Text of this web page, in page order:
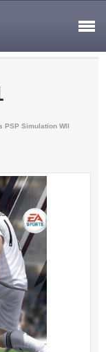
PSP Simulation WII